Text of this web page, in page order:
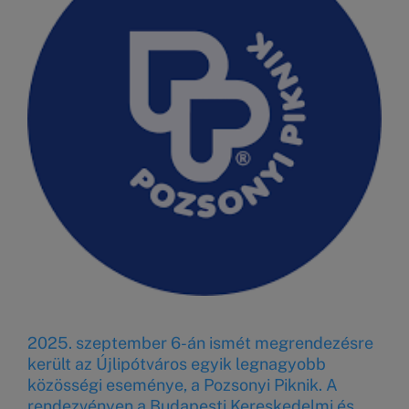
2025. szeptember 6-án ismét megrendezésre
került az Újlipótváros egyik legnagyobb
közösségi eseménye, a Pozsonyi Piknik. A